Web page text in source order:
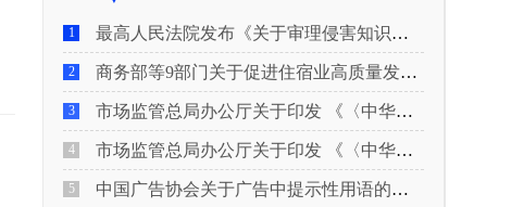
1 最高人民法院发布《关于审理侵害知识产权民事纠纷案件适用惩罚性赔偿的解释》
2 商务部等9部门关于促进住宿业高质量发展的指导意见
3 市场监管总局办公厅关于印发 《〈中华人民共和国广告法〉适用问题 执法指南（二）》的通知
4 市场监管总局办公厅关于印发 《〈中华人民共和国广告法〉适用问题 执法指南（一）》的通知
5 中国广告协会关于广告中提示性用语的合规风险提示